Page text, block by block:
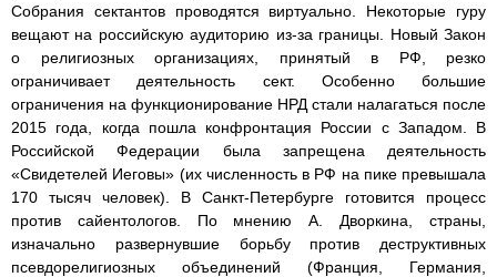
Собрания сектантов проводятся виртуально. Некоторые гуру
вещают на российскую аудиторию из-за границы. Новый Закон
о религиозных организациях, принятый в РФ, резко
ограничивает деятельность сект. Особенно большие
ограничения на функционирование НРД стали налагаться после
2015 года, когда пошла конфронтация России с Западом. В
Российской Федерации была запрещена деятельность
«Свидетелей Иеговы» (их численность в РФ на пике превышала
170 тысяч человек). В Санкт-Петербурге готовится процесс
против сайентологов. По мнению А. Дворкина, страны,
изначально развернувшие борьбу против деструктивных
псевдорелигиозных объединений (Франция, Германия,